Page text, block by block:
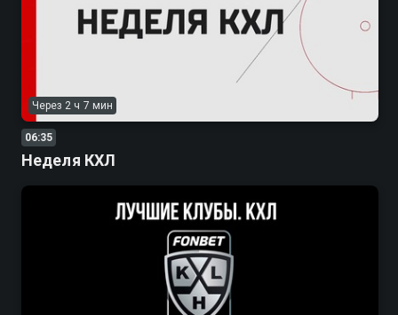
Через 2 ч 7 мин
06:35
Неделя КХЛ